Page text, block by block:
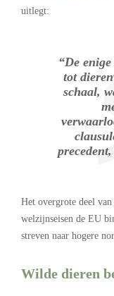
uitlegt:
“De
tot
schaal,
Het overgrote deel
welzijnseisen de EU
streven naar hogere
Wilde dieren